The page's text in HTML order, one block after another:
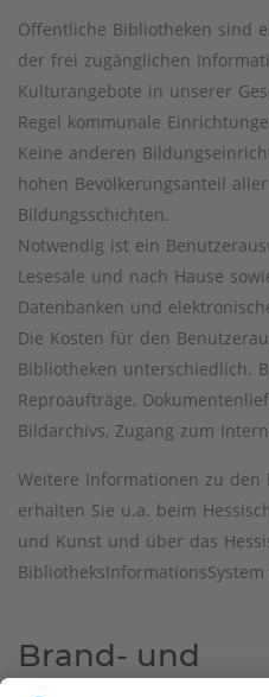
Öffentliche Bibliotheken sind
der frei zugänglichen
Kulturangebote in unserer
Regel kommunale
Keine anderen
hohen Bevölkerungsanteil
Bildungsschichten.
Notwendig ist ein
Lesesäle und nach Hause
Datenbanken und
Die Kosten für den
Bibliotheken unterschiedlich.
Reproaufträge,
Bildarchivs, Zugang zum
Weitere Informationen zu den
erhalten Sie u.a. beim
und Kunst und über das
BibliotheksInformationsSystem
Brand- und